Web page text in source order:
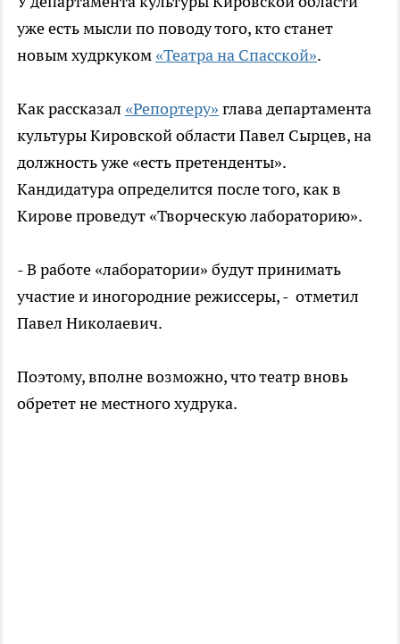
уже есть мысли по поводу того, кто станет
новым худркуком «Театра на Спасской».
Как рассказал «Репортеру» глава департамента
культуры Кировской области Павел Сырцев, на
должность уже «есть претенденты».
Кандидатура определится после того, как в
Кирове проведут «Творческую лабораторию».
- В работе «лаборатории» будут принимать
участие и иногородние режиссеры, - отметил
Павел Николаевич.
Поэтому, вполне возможно, что театр вновь
обретет не местного худрука.